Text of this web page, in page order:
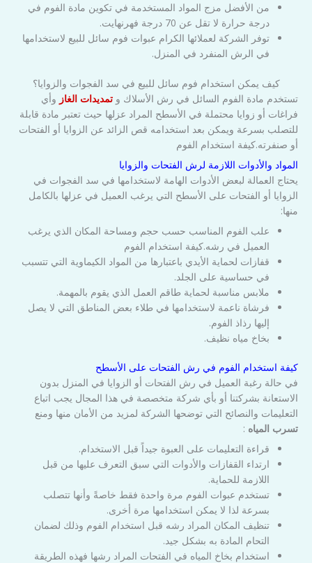
من الأفضل مزج المواد المستخدمة في تكوين مادة الفوم في
درجة حرارة لا تقل عن 70 درجة فهرنهايت.
توفر الشركة لعملائها الكرام عبوات فوم سائل للبيع لاستخدامها
في الرش المنفرد في المنزل.
كيف يمكن استخدام فوم سائل للبيع في سد الفجوات والزوايا؟
تستخدم مادة الفوم السائل في رش الأسلاك و تمديدات الغاز وأي
فراغات أو زوايا محتملة في الأسطح المراد عزلها حيث تعتبر مادة قابلة
للتصلب بسرعة ويمكن بعد استخدامه قص الزائد عن الزوايا أو الفتحات
أو صنفرته.كيفة استخدام الفوم
المواد والأدوات اللازمة لرش الفتحات والزوايا
يحتاج العمالة لبعض الأدوات الهامة لاستخدامها في سد الفجوات في
الزوايا أو الفتحات على الأسطح التي يرغب العميل في عزلها بالكامل
منها:
علب الفوم المناسب حسب حجم ومساحة المكان الذي يرغب
العميل في رشه.كيفة استخدام الفوم
قفازات لحماية الأيدي باعتبارها من المواد الكيماوية التي تتسبب
في حساسية على الجلد.
ملابس مناسبة لحماية طاقم العمل الذي يقوم بالمهمة.
فرشاة ناعمة لاستخدامها في طلاء بعض المناطق التي لا يصل
إليها رذاذ الفوم.
بخاخ مياه نظيف.
كيفة استخدام الفوم في رش الفتحات على الأسطح
في حالة رغبة العميل في رش الفتحات أو الزوايا في المنزل بدون
الاستعانة بشركتنا أو بأي شركة متخصصة في هذا المجال يجب اتباع
التعليمات والنصائح التي توضحها الشركة لمزيد من الأمان منها ومنع
تسرب المياه :
قراءة التعليمات على العبوة جيداً قبل الاستخدام.
ارتداء القفازات والأدوات التي سبق التعرف عليها من قبل
اللازمة للحماية.
تستخدم عبوات الفوم مرة واحدة فقط خاصةً وأنها تتصلب
بسرعة لذا لا يمكن استخدامها مرة أخرى.
تنظيف المكان المراد رشه قبل استخدام الفوم وذلك لضمان
التحام المادة به بشكل جيد.
استخدام بخاخ المياه في الفتحات المراد رشها فهذه الطريقة